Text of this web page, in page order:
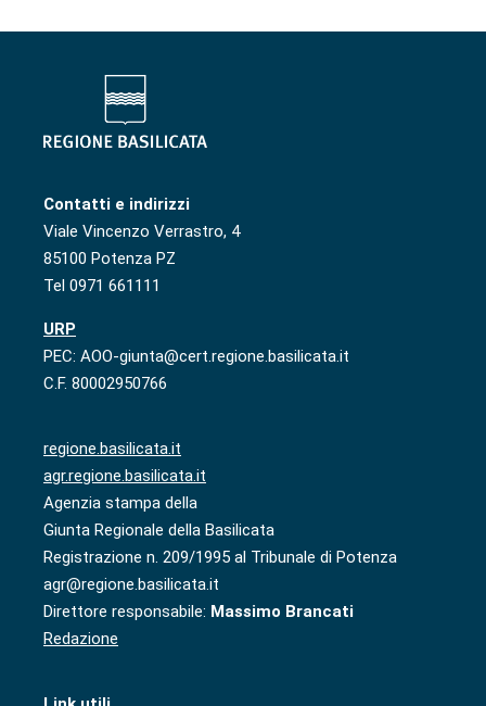
Contatti e indirizzi
Viale Vincenzo Verrastro, 4
85100 Potenza PZ
Tel 0971 661111
URP
PEC: AOO-giunta@cert.regione.basilicata.it
C.F. 80002950766
regione.basilicata.it
agr.regione.basilicata.it
Agenzia stampa della
Giunta Regionale della Basilicata
Registrazione n. 209/1995 al Tribunale di Potenza
agr@regione.basilicata.it
Direttore responsabile: Massimo Brancati
Redazione